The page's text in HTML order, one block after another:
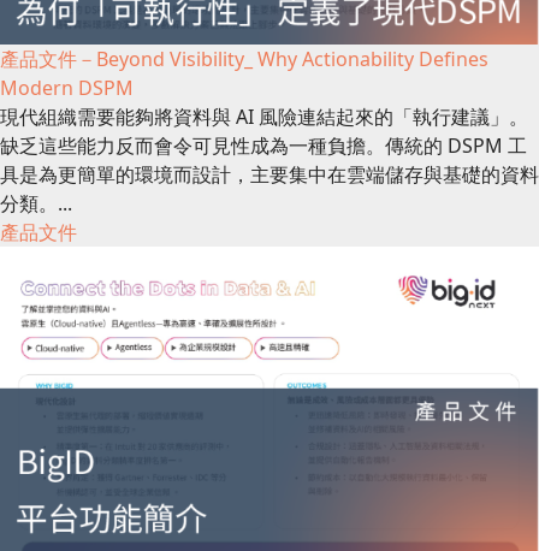
產品文件－Beyond Visibility_ Why Actionability Defines
Modern DSPM
現代組織需要能夠將資料與 AI 風險連結起來的「執行建議」。
缺乏這些能力反而會令可見性成為一種負擔。傳統的 DSPM 工
具是為更簡單的環境而設計，主要集中在雲端儲存與基礎的資料
分類。...
產品文件